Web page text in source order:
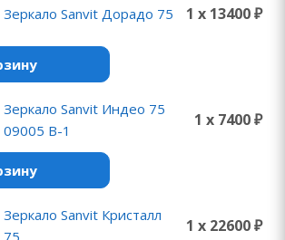
Зеркало Sanvit Дорадо 75 1 x 13400 ₽
Зеркало Sanvit Индео 75
09005 B-1
1 x 7400 ₽
Зеркало Sanvit Кристалл
75
1 x 22600 ₽